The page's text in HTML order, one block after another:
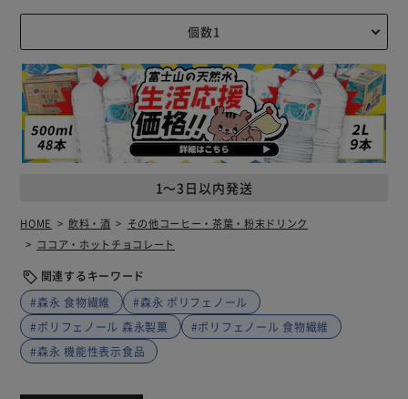
1～3日以内発送
HOME 飲料・酒
その他コーヒー・茶葉・粉末ドリンク
ココア・ホットチョコレート
関連するキーワード
#森永 食物繊維
#森永 ポリフェノール
#ポリフェノール 森永製菓
#ポリフェノール 食物繊維
#森永 機能性表示食品